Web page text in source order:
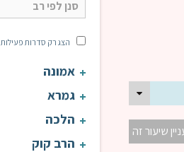
שיעור זה
הצג רק סדרות פעילות
אמונה
גמרא
הלכה
הרב קוק